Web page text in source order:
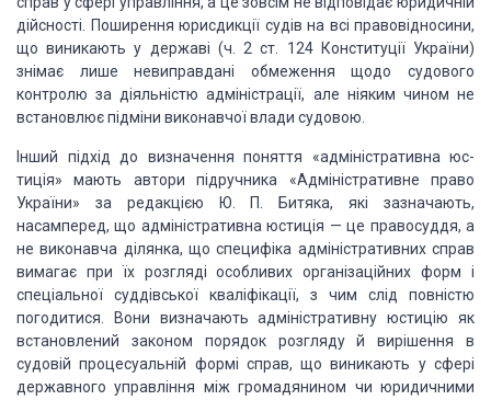
дійсності. По­ширення юрисдикції судів на всі правовідносини,
що виника­ють у державі (ч. 2 ст. 124 Конституції України)
знімає лише невиправдані обмеження щодо судового
контролю за діяльніс­тю адміністрації, але ніяким чином не
встановлює підміни ви­конавчої влади судовою.
Інший підхід до визначення поняття «адміністративна юс­
тиція» мають автори підручника «Адміністративне право
Украї­ни» за редакцією Ю. П. Битяка, які зазначають,
насамперед, що адміністративна юстиція — це правосуддя, а
не виконавча ділянка, що специфіка адміністративних справ
вимагає при їх розгляді особливих організаційних форм і
спеціальної суддівсь­кої кваліфікації, з чим слід повністю
погодитися. Вони визна­чаютьадміністративну юстицію як
встановлений законом по­рядок розгляду й вирішення в
судовій процесуальній формі справ, що виникають у сфері
державного управління між громадянином чи юридичними